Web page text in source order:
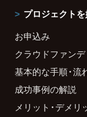
プロジェクト
お申込み
クラウドファン
基本的な手順・流
成功事例の解説
メリット・デメリ